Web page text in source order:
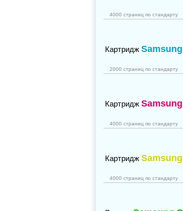
4000 страниц по стандарту
Картридж Samsung
2000 страниц по стандарту
Картридж Samsung
4000 страниц по стандарту
Картридж Samsung
4000 страниц по стандарту